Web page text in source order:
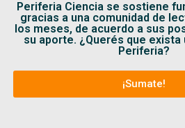
Periferia Ciencia se sostiene
gracias a una comunidad de
los meses, de acuerdo a sus
su aporte. ¿Querés que exista
Periferia?
¡Sumate!